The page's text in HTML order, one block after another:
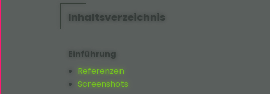
Inhaltsverzeichnis
Einführung
Referenzen
Screenshots